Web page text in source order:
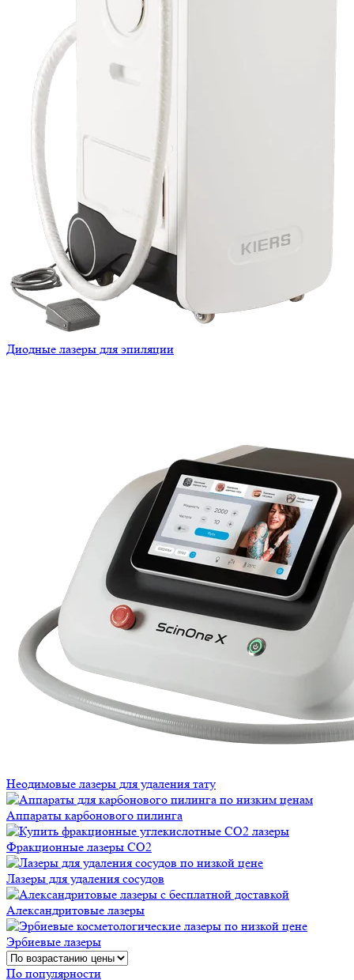
Диодные лазеры для эпиляции
Неодимовые лазеры для удаления тату
Аппараты карбонового пилинга
Фракционные лазеры CO2
Лазеры для удаления сосудов
Александритовые лазеры
Эрбиевые лазеры
По популярности